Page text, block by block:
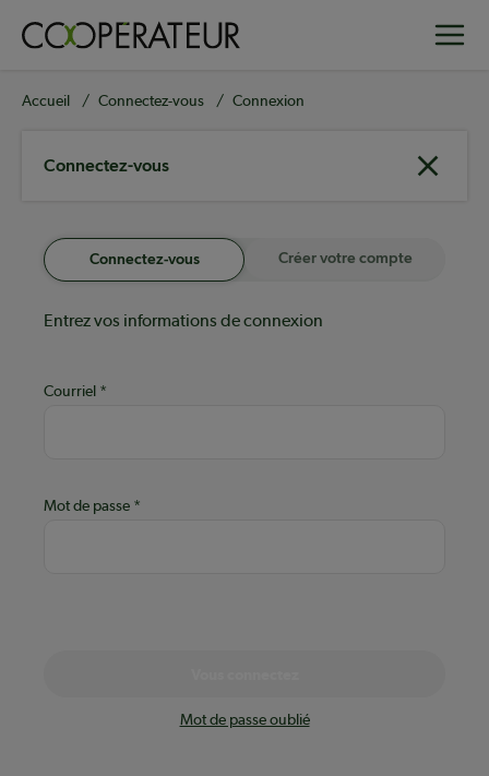
principal
Fil
Accueil Connectez-vous Connexion
Connectez-vous
Connectez-vous Créer votre compte
Entrez vos informations de connexion
Courriel
Mot de passe
Mot de passe oublié